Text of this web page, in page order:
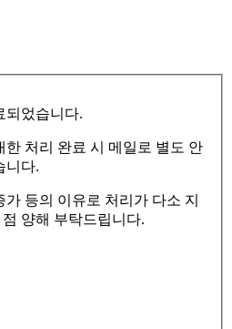
되었습니다.
한 처리 완료 시 메일로 별도 안
니다.
등의 이유로 처리가 다소 지
양해 부탁드립니다.